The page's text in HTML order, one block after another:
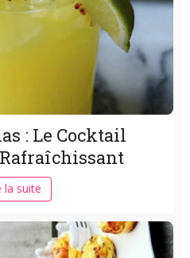
: Le Cocktail
la suite